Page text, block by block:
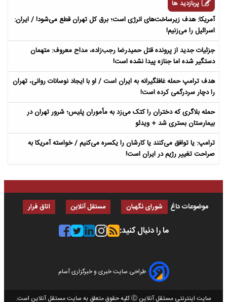
پربازدید ها
آمریکا: هدف زیرساخت‌های انرژی است؛ برق کل تهران قطع می‌شود! / ایران:
اسرائیل را می‌زنیم!
جزئیات جدید از پرونده قتل حمیدرضا رجب‌زاده، مداح معروف: متهمان
دستگیر شده اما جنازه پیدا نشده است!
هدف ترامپ حمله غافلگیرانه به ایران است / او با ایجاد نوسانات روانی، تهران
را دچار سردرگمی کرده است!
حمله بلاگری که دختران را کتک می‌زد به مأموران پلیس؛ شرور تهران در
بیمارستان بستری شد + ویدئو
ترامپ: یا توافق می‌کنند یا کارشان را یکسره می‌کنیم / خواسته آمریکا به
صراحت تغییر رژیم در ایران است!
موضوعات داغ شورای نگهبان مستقل آنلاین اتاق فرار
ما را دنبال کنید:
طراحی سایت خبری و خبرگزاری آسام
سایت اینترنتی مستقل آنلاین Ⓒ کلیه حقوق متعلق به سایت مستقل آنلاین است.